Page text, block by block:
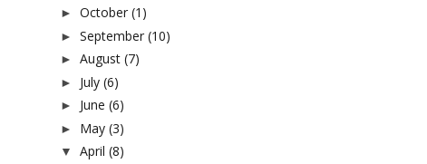
► October (1)
► September (10)
► August (7)
► July (6)
► June (6)
► May (3)
▼ April (8)